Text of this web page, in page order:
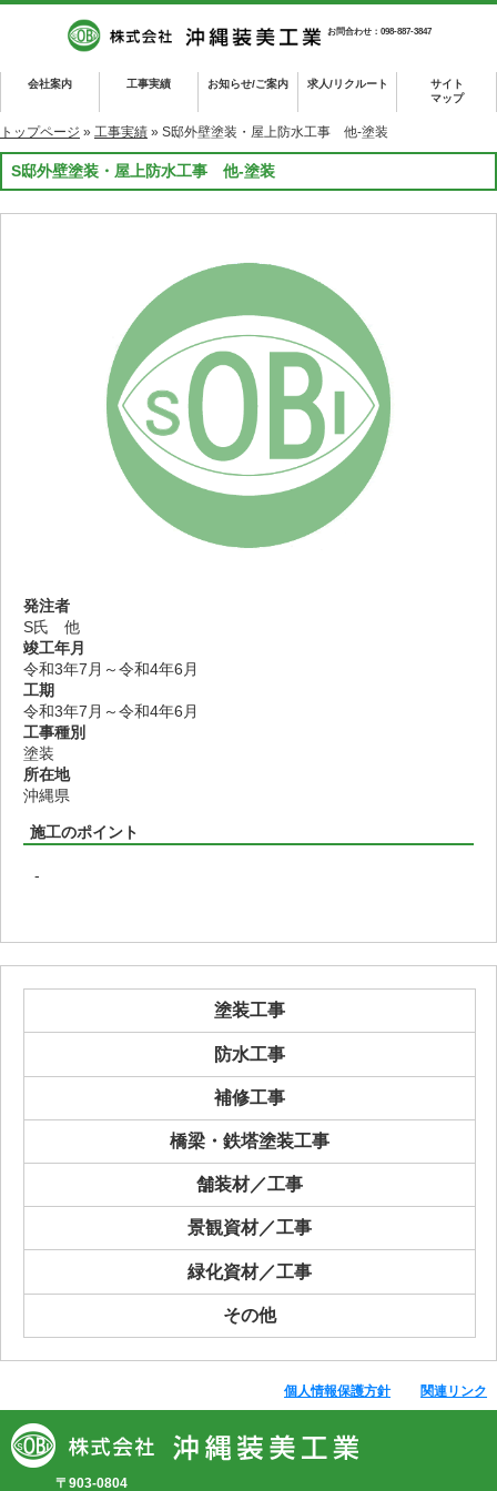
お問合わせ：098-887-3847
会社案内 工事実績 お知らせ/ご案内 求人/リクルート
サイト
マップ
トップページ » 工事実績 » S邸外壁塗装・屋上防水工事 他-塗装
S邸外壁塗装・屋上防水工事 他-塗装
発注者
S氏 他
竣工年月
令和3年7月～令和4年6月
工期
令和3年7月～令和4年6月
工事種別
塗装
所在地
沖縄県
施工のポイント
-
塗装工事
防水工事
補修工事
橋梁・鉄塔塗装工事
舗装材／工事
景観資材／工事
緑化資材／工事
その他
個人情報保護方針 関連リンク
〒903-0804